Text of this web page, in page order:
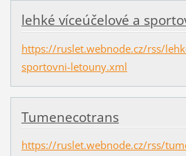
lehké víceúčelové a
https://ruslet.webnode.cz/rss/
sportovni-letouny.xml
Tumenecotrans
https://ruslet.webnode.cz/rss/